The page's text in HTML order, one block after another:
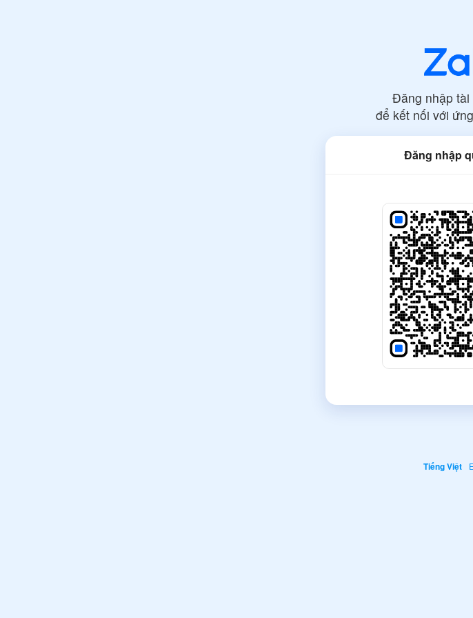
Đăng nhập tài
để kết nối với
Đăng nhập
Tiếng Việt